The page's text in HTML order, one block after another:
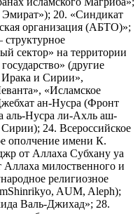
Эмират»); 20. «Синдикат
организация (АБТО)»;
структурное
сектор» на территории
(другие
Ирака и Сирии»,
«Исламское
ан-Нусра (Фронт
аль-Нусра ли-Ахль аш-
24. Всероссийское
ополчение имени К.
от Аллаха Субхану уа
Аллаха милоственного и
религиозное
AUM, Aleph);
Валь-Джихад»; 28.